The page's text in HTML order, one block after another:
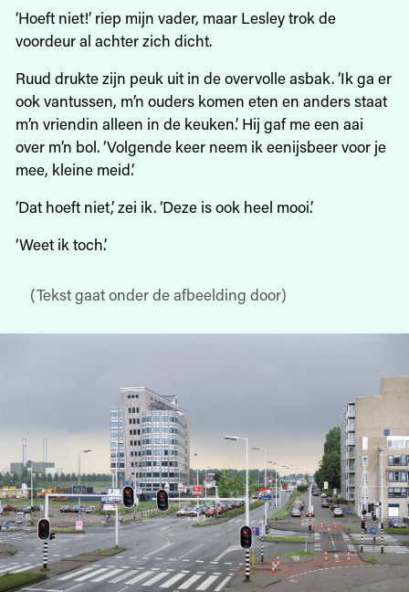
‘Hoeft niet!’ riep mijn vader, maar Lesley trok de
voordeur al achter zich dicht.
Ruud drukte zijn peuk uit in de overvolle asbak. ‘Ik ga er
ook vantussen, m’n ouders komen eten en anders staat
m’n vriendin alleen in de keuken.’ Hij gaf me een aai
over m’n bol. ‘Volgende keer neem ik eenijsbeer voor je
mee, kleine meid.’
‘Dat hoeft niet,’ zei ik. ‘Deze is ook heel mooi.’
‘Weet ik toch.’
(Tekst gaat onder de afbeelding door)